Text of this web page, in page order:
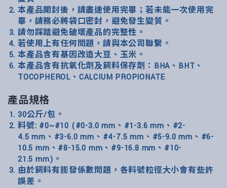
本產品開封後，請盡速使用完畢；若未能一次使用完
畢，請務必將袋口密封，避免發生變質。
請勿踩踏避免破壞產品的完整性。
若使用上有任何問題，請與本公司聯繫。
本產品含有基因改造大豆、玉米。
本產品含有抗氧化劑及飼料保存劑：BHA、BHT、
TOCOPHEROL、CALCIUM PROPIONATE
產品規格
30公斤/包。
料號: #0~#10 (#0-3.0 mm、#1-3.6 mm、#2-
4.5 mm、#3-6.0 mm、#4-7.5 mm、#5-9.0 mm、#6-
10.5 mm、#8-15.0 mm、#9-16.8 mm、#10-
21.5 mm)。
由於飼料有膨發係數問題，各料號粒徑大小會有些許
誤差。